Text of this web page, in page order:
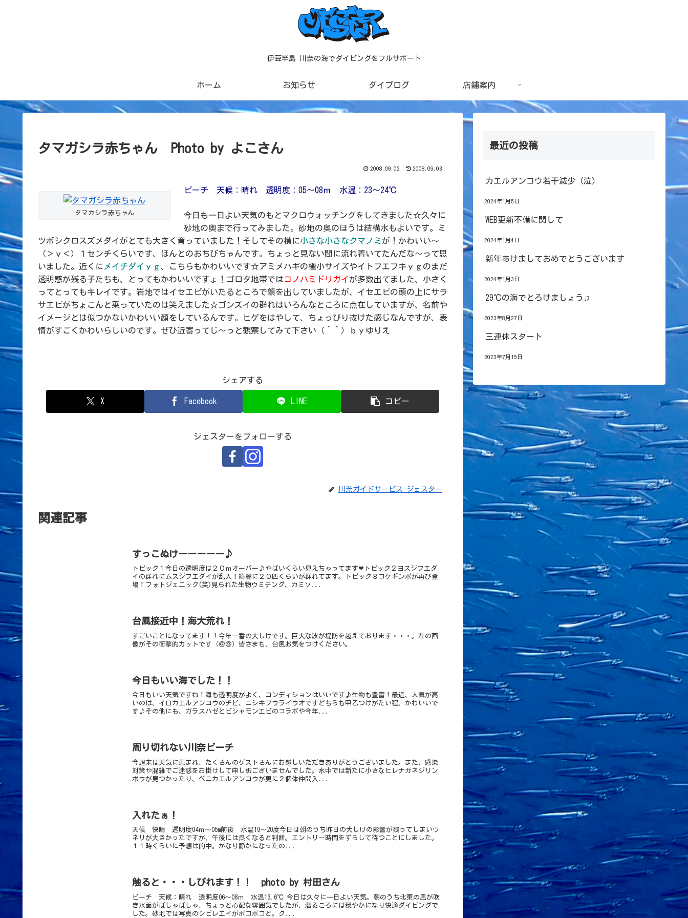
伊豆半島 川奈の海でダイビングをフルサポート
ホーム お知らせ ダイブログ 店舗案内
タマガシラ赤ちゃん Photo by よこさん
2008.09.02 2008.09.03
タマガシラ赤ちゃん
ビーチ 天候：晴れ 透明度：05～08ｍ 水温：23～24℃
今日も一日よい天気のもとマクロウォッチングをしてきました☆久々に
砂地の奥まで行ってみました。砂地の奥のほうは結構水もよいです。ミ
ツボシクロスズメダイがとても大きく育っていました！そしてその横に小さな小さなクマノミ が！かわいい～
（＞ｖ＜）１センチくらいです、ほんとのおちびちゃんです。ちょっと見ない間に流れ着いてたんだな～って思
いました。近くに メイチダイｙｇ 、こちらもかわいいです☆アミメハギの極小サイズやイトフエフキｙｇのまだ
透明感が残る子たちも、とってもかわいいですょ！ゴロタ地帯ではコノハミドリガイが多数出てました、小さく
ってとってもキレイです。岩地ではイセエビがいたるところで顔を出していましたが、イセエビの頭の上にサラ
サエビがちょこんと乗っていたのは笑えました☆ゴンズイの群れはいろんなところに点在していますが、名前や
イメージとは似つかないかわいい顔をしているんです。ヒゲをはやして、ちょっぴり抜けた感じなんですが、表
情がすごくかわいらしいのです。ぜひ近寄ってじ～っと観察してみて下さい（＾＾）ｂｙゆりえ
シェアする
X Facebook LINE コピー
ジェスターをフォローする
川奈ガイドサービス ジェスター
関連記事
すっこぬけーーーーー♪
トピック１今日の透明度は２０ｍオーバー♪やばいくらい見えちゃってます❤トピック２ヨスジフエダ
イの群れにムスジフエダイが乱入！綺麗に２０匹くらいが群れてます。トピック３コケギンポが再び登
場！フォトジェニック(笑)見られた生物ウミテング、カミソ...
台風接近中！海大荒れ！
すごいことになってます！！今年一番の大しけです。巨大な波が堤防を越えております・・・。左の画
像がその衝撃的カットです（＠＠）皆さまも、台風お気をつけください。
今日もいい海でした！！
今日もいい天気ですね！海も透明度がよく、コンディションはいいです♪生物も豊富！最近、人気が高
いのは、イロカエルアンコウのチビ、ニシキフウライウオですどちらも甲乙つけがたい程、かわいいで
す♪その他にも、ガラスハゼとビシャモンエビのコラボや今年...
周り切れない川奈ビーチ
今週末は天気に恵まれ、たくさんのゲストさんにお越しいただきありがとうございました。また、感染
対策や混雑でご迷惑をお掛けして申し訳ございませんでした。水中では新たに小さなヒレナガネジリン
ボウが見つかったり、ベニカエルアンコウが更に２個体仲間入...
入れたぁ！
天候 快晴 透明度04ｍ～05m前後 水温19～20度今日は朝のうち昨日の大しけの影響が残ってしまいウ
ネリが大きかったですが、午後には良くなると判断。エントリー時間をずらして待つことにしました。
１１時くらいに予想は的中。かなり静かになったの...
触ると・・・しびれます！！ photo by 村田さん
ビーチ 天候：晴れ 透明度06～08ｍ 水温13.6℃ 今日は久々に一日よい天気。朝のうち北東の風が吹
き水面がばしゃばしゃ、ちょっと心配な雰囲気でしたが、潜るころには穏やかになり快適ダイビングで
した。砂地では写真のシビレエイがボコボコと。ク...
最近の投稿
カエルアンコウ若干減少（泣）
2024年1月5日
WEB更新不備に関して
2024年1月4日
新年あけましておめでとうございます
2024年1月3日
29℃の海でとろけましょう♫
2023年8月27日
三連休スタート
2023年7月15日